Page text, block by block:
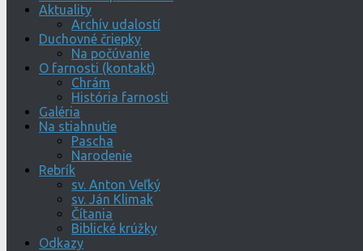
Aktuality
Archív udalostí
Duchovné čriepky
Na počúvanie
O farnosti (kontakt)
Chrám
História farnosti
Galéria
Na stiahnutie
Pascha
Narodenie
Rebrík
sv. Anton Veľký
sv. Ján Klimak
Čítania
Biblické krúžky
Odkazy